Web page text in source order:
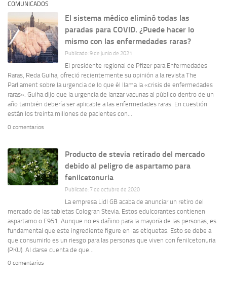
COMUNICADOS
El sistema médico eliminó todas las
paradas para COVID. ¿Puede hacer lo
mismo con las enfermedades raras?
Publicado: 9 de junio de 2021
El presidente regional de Pfizer para Enfermedades
Raras, Reda Guiha, ofreció recientemente su opinión a la revista The
Parliament sobre la urgencia de lo que él llama la «crisis de enfermedades
raras». Guiha dijo que la urgencia de lanzar vacunas al público dentro de un
año también debería ser aplicable a las enfermedades raras. En cuestión
están los treinta millones de pacientes con...
0 comentarios
Producto de stevia retirado del mercado
debido al peligro de aspartamo para
fenilcetonuria
Publicado: 7 de octubre de 2020
La empresa Lidl GB acaba de anunciar un retiro del
mercado de las tabletas Cologran Stevia. Estos edulcorantes contienen
aspartamo o E951. Aunque no es dañino para la mayoría de las personas, es
fundamental que este ingrediente figure en las etiquetas. Esto se debe a
que consumirlo es un riesgo para las personas que viven con fenilcetonuria
(PKU). Al darse cuenta de que...
0 comentarios